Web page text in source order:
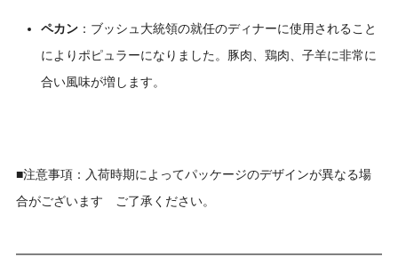
ペカン ：ブッシュ大統領の就任のディナーに使用されること
によりポピュラーになりました。豚肉、鶏肉、子羊に非常に
合い風味が増します。
■注意事項：入荷時期によってパッケージのデザインが異なる場
合がございます ご了承ください。